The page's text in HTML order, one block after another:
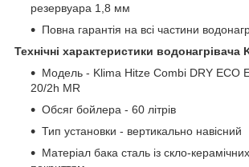
резервуара 1,8 мм
Повна гарантія на всі частини
Технічні характеристики водонагрівача
Модель - Klima Hitze Combi DRY ECO
20/2h MR
Обсяг бойлера - 60 літрів
Тип установки - вертикально навісний
Матеріал бака сталь із скло-